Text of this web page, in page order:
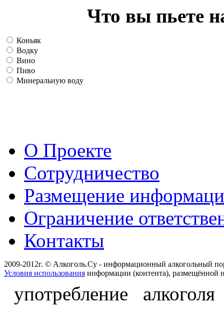
Что вы пьете
Коньяк
Водку
Вино
Пиво
Минеральную воду
О Проекте
Сотрудничество
Размещение
Ограничение
Контакты
2009-2012г. © Алкоголь.Су - информационный алкогольный
Условия использования информации (контента), размещённой
употребление